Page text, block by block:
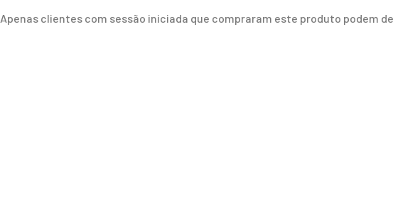
Apenas clientes com sessão iniciada que compraram este produto podem